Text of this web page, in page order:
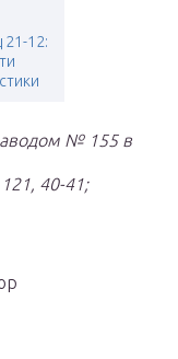
12:
№ 155 в
40-41;